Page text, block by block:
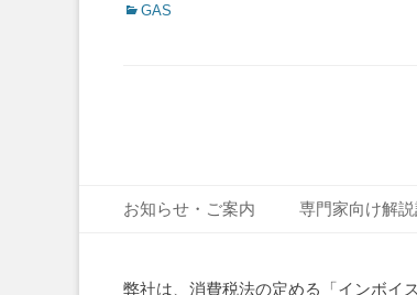
Categories
GAS
Footer Menu
お知らせ・ご案内 専門家向け解
弊社は、消費税法の定める「インボイ